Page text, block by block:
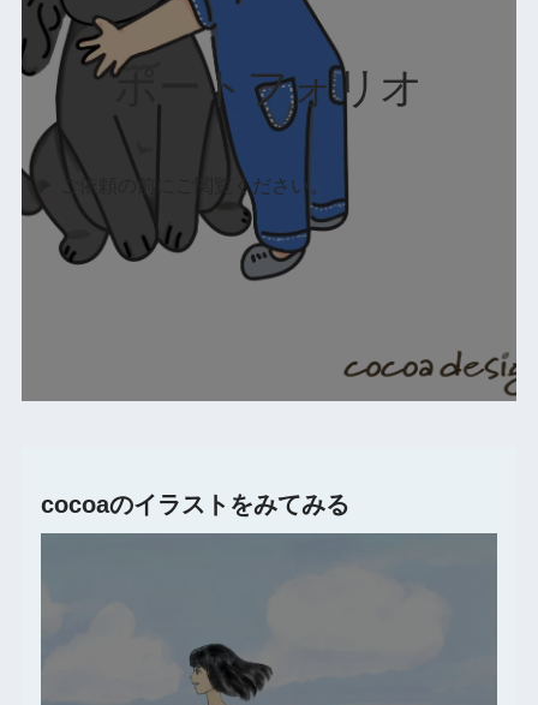
ポートフォリオ
ご依頼の前にご閲覧ください。
cocoaのイラストをみてみる